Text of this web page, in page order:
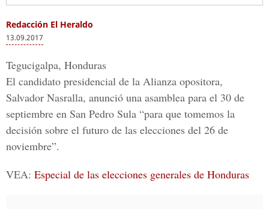
Redacción El Heraldo
13.09.2017
Tegucigalpa, Honduras
El candidato presidencial de la Alianza opositora,
Salvador Nasralla, anunció una asamblea para el 30 de
septiembre en San Pedro Sula “para que tomemos la
decisión sobre el futuro de las elecciones del 26 de
noviembre”.
VEA: Especial de las elecciones generales de Honduras